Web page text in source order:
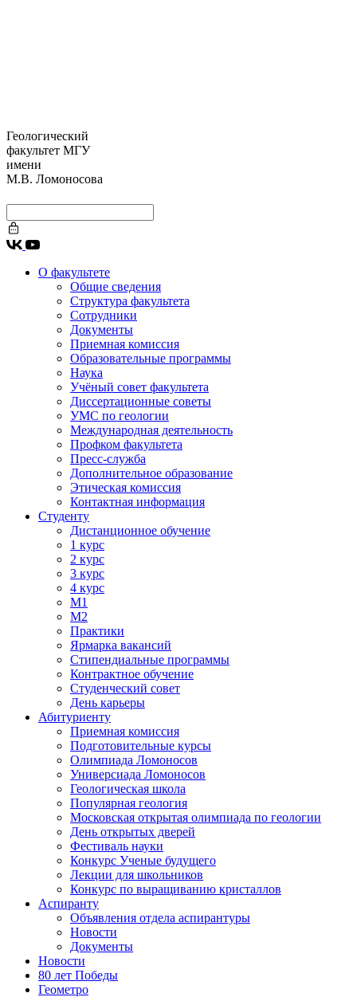
Геологический
факультет МГУ
имени
М.В. Ломоносова
О факультете
Общие сведения
Структура факультета
Сотрудники
Документы
Приемная комиссия
Образовательные программы
Наука
Учёный совет факультета
Диссертационные советы
УМС по геологии
Международная деятельность
Профком факультета
Пресс-служба
Дополнительное образование
Этическая комиссия
Контактная информация
Студенту
Дистанционное обучение
1 курс
2 курс
3 курс
4 курс
М1
М2
Практики
Ярмарка вакансий
Стипендиальные программы
Контрактное обучение
Студенческий совет
День карьеры
Абитуриенту
Приемная комиссия
Подготовительные курсы
Олимпиада Ломоносов
Универсиада Ломоносов
Геологическая школа
Популярная геология
Московская открытая олимпиада по геологии
День открытых дверей
Фестиваль науки
Конкурс Ученые будущего
Лекции для школьников
Конкурс по выращиванию кристаллов
Аспиранту
Объявления отдела аспирантуры
Новости
Документы
Новости
80 лет Победы
Геометро